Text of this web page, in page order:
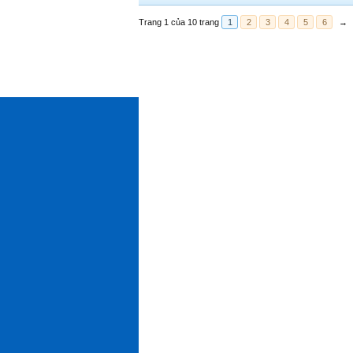
Trang 1 của 10 trang 1 2 3 4 5 6 →